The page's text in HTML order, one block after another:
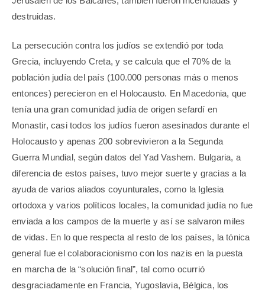
destruidas.
La persecución contra los judíos se extendió por toda
Grecia, incluyendo Creta, y se calcula que el 70% de la
población judía del país (100.000 personas más o menos
entonces) perecieron en el Holocausto. En Macedonia, que
tenía una gran comunidad judía de origen sefardí en
Monastir, casi todos los judíos fueron asesinados durante el
Holocausto y apenas 200 sobrevivieron a la Segunda
Guerra Mundial, según datos del Yad Vashem. Bulgaria, a
diferencia de estos países, tuvo mejor suerte y gracias a la
ayuda de varios aliados coyunturales, como la Iglesia
ortodoxa y varios políticos locales, la comunidad judía no fue
enviada a los campos de la muerte y así se salvaron miles
de vidas. En lo que respecta al resto de los países, la tónica
general fue el colaboracionismo con los nazis en la puesta
en marcha de la “solución final”, tal como ocurrió
desgraciadamente en Francia, Yugoslavia, Bélgica, los